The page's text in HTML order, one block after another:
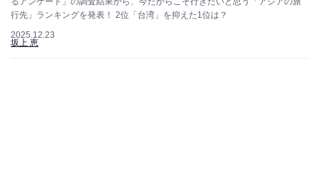
行先」ランキングを発表！ 2位「台湾」を抑えた1位は？
2025.12.23
坂上 恵